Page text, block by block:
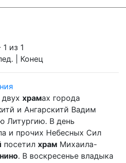
из 1
| Конец
храмах города
итй и Ангарскитй Вадим
Литургию. В день
и прочих Небесных Сил
посетил храм Михаила-
. В воскресенье владыка